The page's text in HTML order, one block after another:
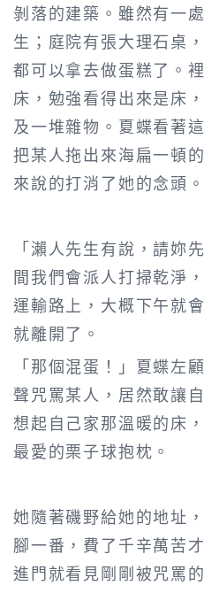
剝落的建築。雖然有一
生；庭院有張大理石桌
都可以拿去做蛋糕了。
床，勉強看得出來是床
及一堆雜物。夏蝶看著
把某人拖出來海扁一頓
來說的打消了她的念頭。
「瀨人先生有說，請妳
間我們會派人打掃乾淨
運輸路上，大概下午就
就離開了。
「那個混蛋！」夏蝶左
聲咒罵某人，居然敢讓
想起自己家那溫暖的床
最愛的栗子球抱枕。
她隨著磯野給她的地址
腳一番，費了千辛萬苦
進門就看見剛剛被咒罵